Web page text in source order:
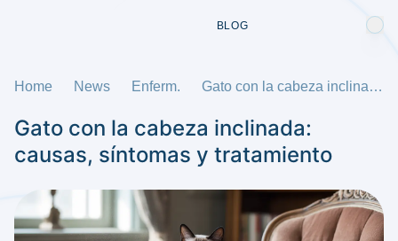
BLOG
Home News Enferm. Gato con la cabeza inclinada: causas, síntomas y tratamiento
Gato con la cabeza inclinada:
causas, síntomas y tratamiento